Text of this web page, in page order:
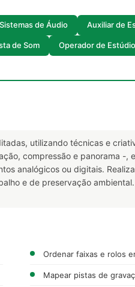
de Áudio Auxiliar de
de Som Operador de
utilizando técnicas e
compressão e panorama -,
analógicos ou digitais.
e de preservação ambiental.
Ordenar faixas e rolos
Mapear pistas de